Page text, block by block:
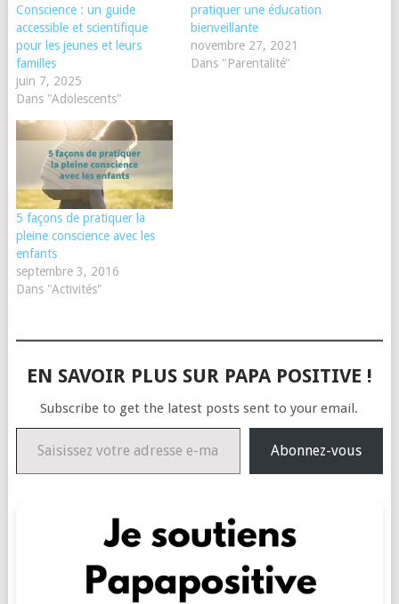
Conscience : un guide
accessible et scientifique
pour les jeunes et leurs
familles
juin 7, 2025
Dans "Adolescents"
pratiquer une éducation
bienveillante
novembre 27, 2021
Dans "Parentalité"
5 façons de pratiquer la
pleine conscience avec les
enfants
septembre 3, 2016
Dans "Activités"
EN SAVOIR PLUS SUR PAPA POSITIVE !
Subscribe to get the latest posts sent to your email.
Saisissez votre adresse e-mail…
Abonnez-vous